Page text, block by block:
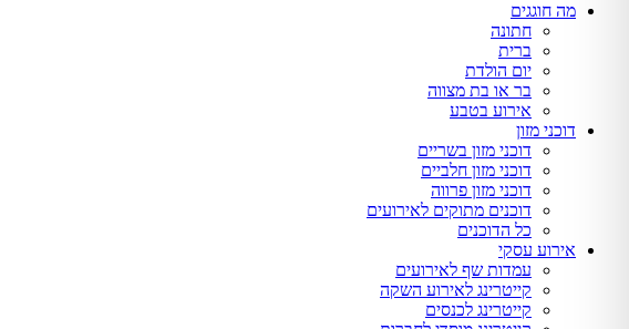
מה חוגגים
חתונה
ברית
יום הולדת
בר או בת מצווה
אירוע בטבע
דוכני מזון
דוכני מזון בשריים
דוכני מזון חלביים
דוכני מזון פרווה
דוכנים מתוקים לאירועים
כל הדוכנים
אירוע עסקי
עמדות שף לאירועים
קייטרינג לאירוע השקה
קייטרינג לכנסים